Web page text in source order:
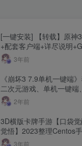
[一键安装] 【转载】原神
+配套客户端+详尽说明
文件3年前
《崩坏3 7.9单机一键端
二次元游戏、单机一键端
限资源、附带保姆级安装
2年前
3D横版卡牌手游【口袋
觉悟】2023整理Centos
对接+安卓苹果双端+运
3年前